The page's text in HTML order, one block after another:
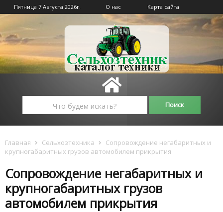
Пятница 7 Августа 2026г. О нас Карта сайта
Главная Сельхозтехника
Сопровождение негабаритных и
крупногабаритных грузов автомобилем прикрытия
Сопровождение негабаритных и
крупногабаритных грузов
автомобилем прикрытия